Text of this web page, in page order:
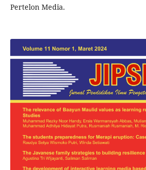
Pertelon Media.